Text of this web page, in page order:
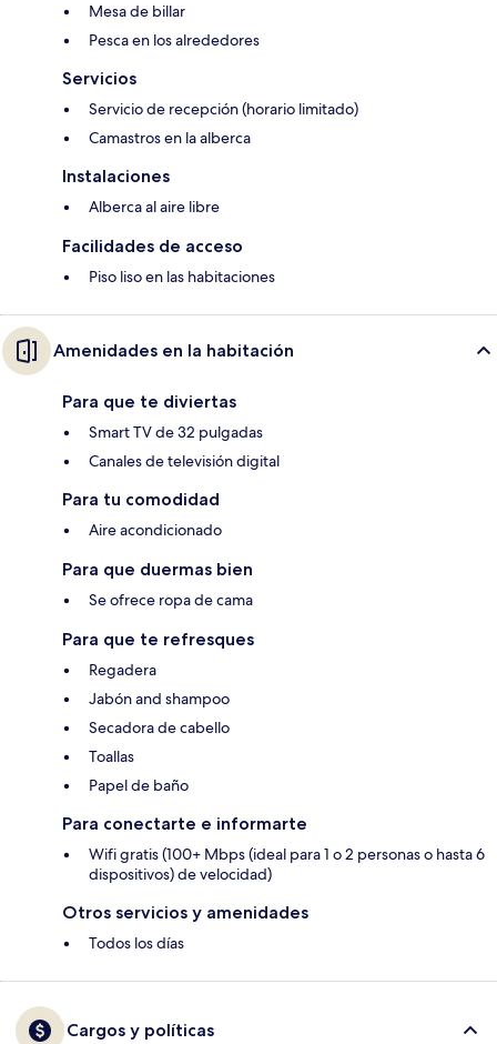
Mesa de billar
Pesca en los alrededores
Servicios
Servicio de recepción (horario limitado)
Camastros en la alberca
Instalaciones
Alberca al aire libre
Facilidades de acceso
Piso liso en las habitaciones
Amenidades en la habitación
Para que te diviertas
Smart TV de 32 pulgadas
Canales de televisión digital
Para tu comodidad
Aire acondicionado
Para que duermas bien
Se ofrece ropa de cama
Para que te refresques
Regadera
Jabón and shampoo
Secadora de cabello
Toallas
Papel de baño
Para conectarte e informarte
Wifi gratis (100+ Mbps (ideal para 1 o 2 personas o hasta 6
dispositivos) de velocidad)
Otros servicios y amenidades
Todos los días
Cargos y políticas